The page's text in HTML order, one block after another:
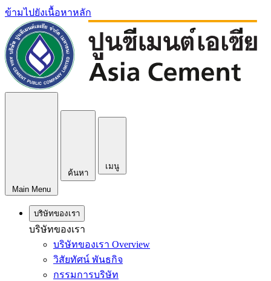
ข้ามไปยังเนื้อหาหลัก
Main Menu
ค้นหา
เมนู
บริษัทของเรา
บริษัทของเรา
บริษัทของเรา Overview
วิสัยทัศน์ พันธกิจ
กรรมการบริษัท